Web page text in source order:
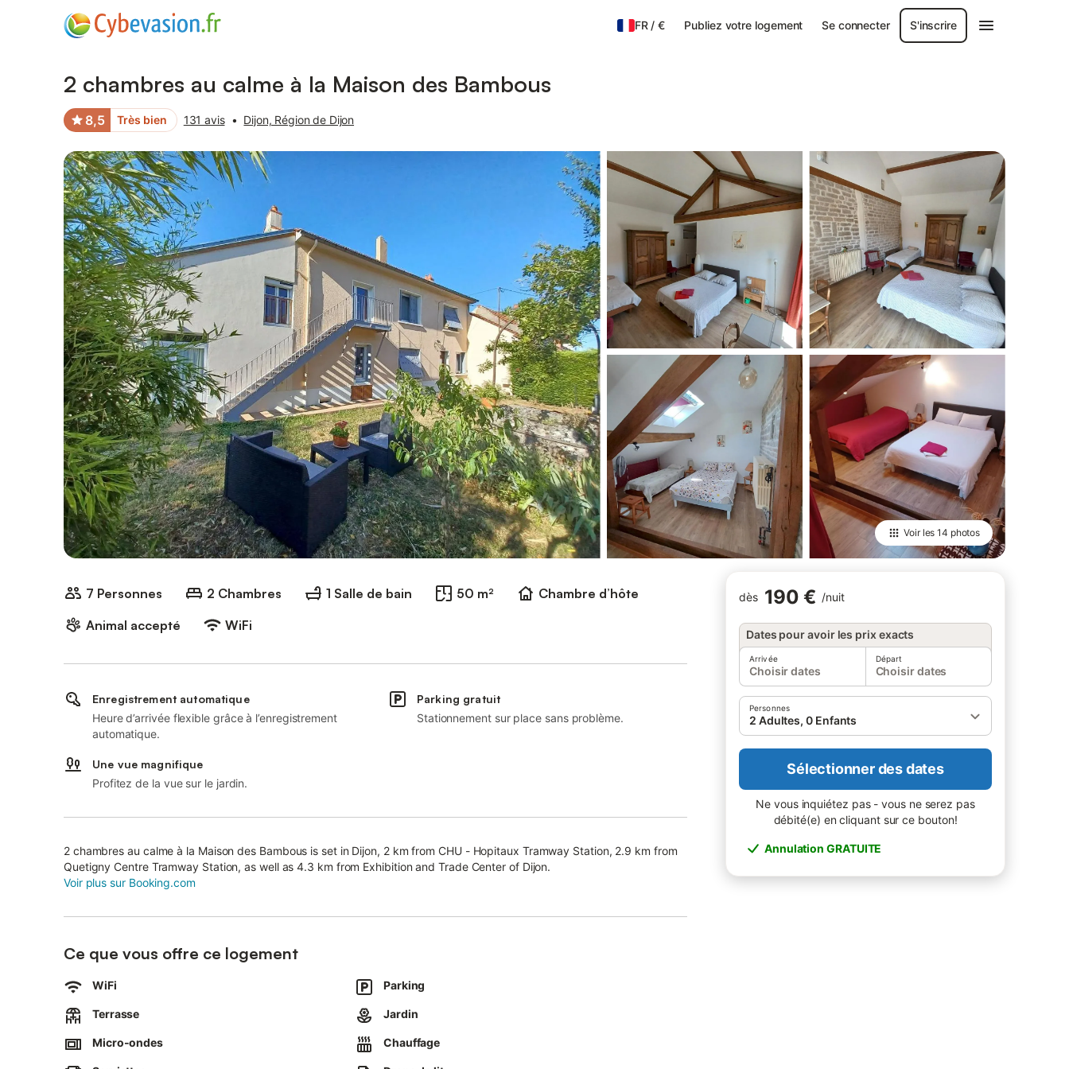
FR/€ Publiez votre logement Se connecter S'inscrire
2 chambres au calme à la Maison des Bambous
8,5 Très bien 131 avis • Dijon, Région de Dijon
Voir les14 photos
Photos Équipements Avis des voyageurs
7 Personnes 2 Chambres 1 Salle de bain 50 m²
Chambre d’hôte
Animal accepté
WiFi
dès 190 € /nuit
Dates pour avoir les prix exacts
Arrivée
Choisir dates
Départ
Choisir dates
Personnes
2 Adultes, 0 Enfants
Sélectionner des dates
Ne vous inquiétez pas - vous ne serez pas
débité(e) en cliquant sur ce bouton!
Annulation GRATUITE
Enregistrement automatique
Heure d’arrivée flexible grâce à l’enregistrement
automatique.
Parking gratuit
Stationnement sur place sans problème.
Une vue magnifique
Profitez de la vue sur le jardin.
2 chambres au calme à la Maison des Bambous is set in Dijon, 2 km from CHU - Hopitaux Tramway Station, 2.9 km from
Quetigny Centre Tramway Station, as well as 4.3 km from Exhibition and Trade Center of Dijon.
Voir plus sur Booking.com
Ce que vous offre ce logement
WiFi Parking
Terrasse Jardin
Micro-ondes Chauffage